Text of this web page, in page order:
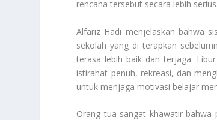
rencana tersebut secara lebih serius.
Alfariz Hadi menjelaskan bahwa
sekolah yang di terapkan
terasa lebih baik dan terjaga.
istirahat penuh, rekreasi, dan
untuk menjaga motivasi belajar
Orang tua sangat khawatir bahwa